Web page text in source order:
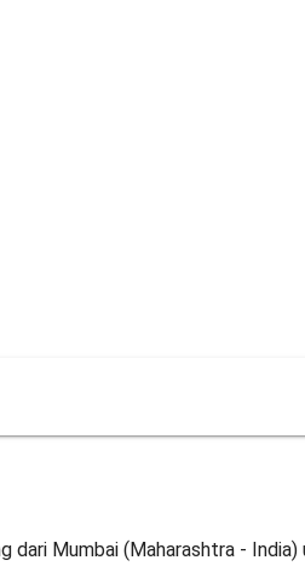
Mumbai (Maharashtra -